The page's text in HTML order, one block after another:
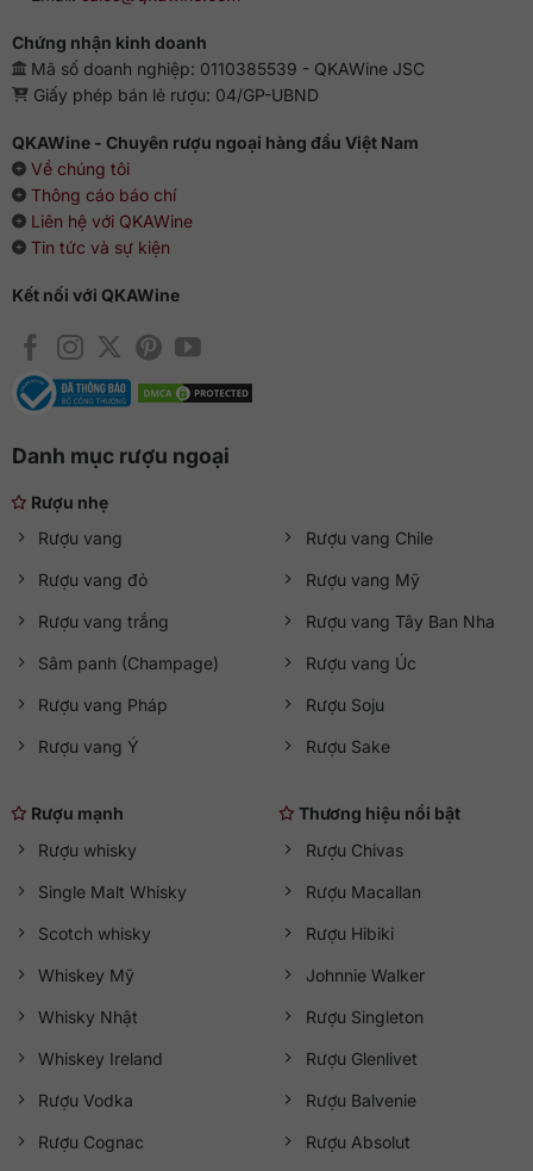
Chứng nhận kinh doanh
Mã số doanh nghiệp: 0110385539 - QKAWine JSC
Giấy phép bán lẻ rượu: 04/GP-UBND
QKAWine - Chuyên rượu ngoại hàng đầu Việt Nam
Về chúng tôi
Thông cáo báo chí
Liên hệ với QKAWine
Tin tức và sự kiện
Kết nối với QKAWine
Danh mục rượu ngoại
Rượu nhẹ
Rượu vang
Rượu vang đỏ
Rượu vang trắng
Sâm panh (Champage)
Rượu vang Pháp
Rượu vang Ý
Rượu vang Chile
Rượu vang Mỹ
Rượu vang Tây Ban Nha
Rượu vang Úc
Rượu Soju
Rượu Sake
Rượu mạnh
Rượu whisky
Single Malt Whisky
Scotch whisky
Whiskey Mỹ
Whisky Nhật
Whiskey Ireland
Rượu Vodka
Rượu Cognac
Thương hiệu nổi bật
Rượu Chivas
Rượu Macallan
Rượu Hibiki
Johnnie Walker
Rượu Singleton
Rượu Glenlivet
Rượu Balvenie
Rượu Absolut